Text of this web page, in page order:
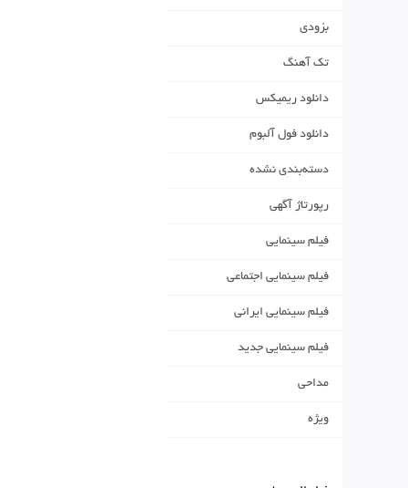
بزودی
تک آهنگ
دانلود ریمیکس
دانلود فول آلبوم
دسته‌بندی نشده
رپورتاژ آگهی
فیلم سینمایی
فیلم سینمایی اجتماعی
فیلم سینمایی ایرانی
فیلم سینمایی جدید
مداحی
ویژه